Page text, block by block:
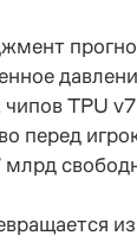
TPU
перед